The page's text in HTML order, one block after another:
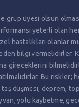
grup üyesi olsun
yeterli olan
hastalıkları olanlar
bilgi vermelidirler.
gireceklerini
Bu riskler;
düşmesi, deprem,
yolu kaybetme,